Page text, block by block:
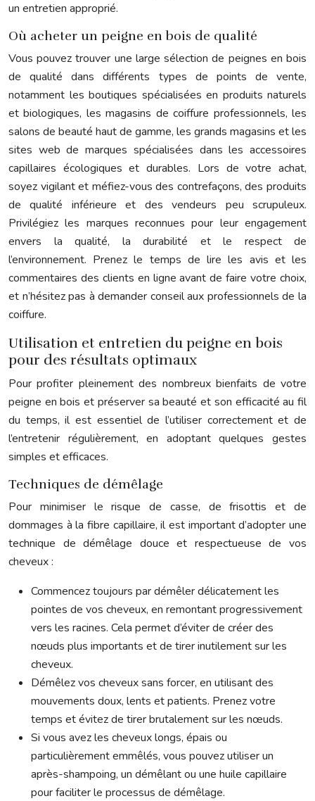
un entretien approprié.
Où acheter un peigne en bois de qualité
Vous pouvez trouver une large sélection de peignes en bois
de qualité dans différents types de points de vente,
notamment les boutiques spécialisées en produits naturels
et biologiques, les magasins de coiffure professionnels, les
salons de beauté haut de gamme, les grands magasins et les
sites web de marques spécialisées dans les accessoires
capillaires écologiques et durables. Lors de votre achat,
soyez vigilant et méfiez-vous des contrefaçons, des produits
de qualité inférieure et des vendeurs peu scrupuleux.
Privilégiez les marques reconnues pour leur engagement
envers la qualité, la durabilité et le respect de
l’environnement. Prenez le temps de lire les avis et les
commentaires des clients en ligne avant de faire votre choix,
et n’hésitez pas à demander conseil aux professionnels de la
coiffure.
Utilisation et entretien du peigne en bois
pour des résultats optimaux
Pour profiter pleinement des nombreux bienfaits de votre
peigne en bois et préserver sa beauté et son efficacité au fil
du temps, il est essentiel de l’utiliser correctement et de
l’entretenir régulièrement, en adoptant quelques gestes
simples et efficaces.
Techniques de démêlage
Pour minimiser le risque de casse, de frisottis et de
dommages à la fibre capillaire, il est important d’adopter une
technique de démêlage douce et respectueuse de vos
cheveux :
Commencez toujours par démêler délicatement les
pointes de vos cheveux, en remontant progressivement
vers les racines. Cela permet d’éviter de créer des
nœuds plus importants et de tirer inutilement sur les
cheveux.
Démêlez vos cheveux sans forcer, en utilisant des
mouvements doux, lents et patients. Prenez votre
temps et évitez de tirer brutalement sur les nœuds.
Si vous avez les cheveux longs, épais ou
particulièrement emmêlés, vous pouvez utiliser un
après-shampoing, un démêlant ou une huile capillaire
pour faciliter le processus de démêlage.